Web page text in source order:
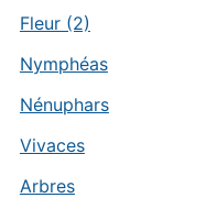
Fleur (2)
Nymphéas
Nénuphars
Vivaces
Arbres